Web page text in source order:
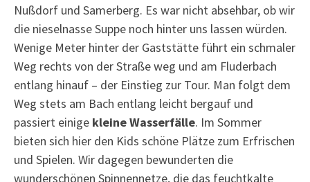
Nußdorf und Samerberg. Es war nicht absehbar, ob wir
die nieselnasse Suppe noch hinter uns lassen würden.
Wenige Meter hinter der Gaststätte führt ein schmaler
Weg rechts von der Straße weg und am Fluderbach
entlang hinauf – der Einstieg zur Tour. Man folgt dem
Weg stets am Bach entlang leicht bergauf und
passiert einige kleine Wasserfälle. Im Sommer
bieten sich hier den Kids schöne Plätze zum Erfrischen
und Spielen. Wir dagegen bewunderten die
wunderschönen Spinnennetze, die das feuchtkalte